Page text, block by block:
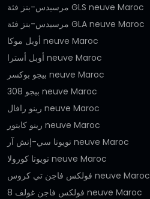
مرسيدس-بنز فئة GLS neuve Maroc
مرسيدس-بنز فئة GLA neuve Maroc
أوبل موكا neuve Maroc
أوبل أسترا neuve Maroc
بيجو بوكسر neuve Maroc
بيجو 308 neuve Maroc
رينو رافال neuve Maroc
رينو كابتور neuve Maroc
تويوتا سي-إتش آر neuve Maroc
تويوتا كورولا neuve Maroc
فولكس فاجن تي كروس neuve Maroc
فولكس فاجن غولف 8 neuve Maroc